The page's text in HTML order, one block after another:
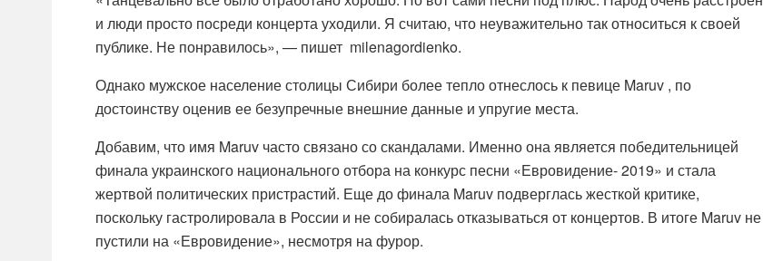
и люди просто посреди концерта уходили. Я считаю, что неуважительно так относиться к своей
публике. Не понравилось», — пишет milenagordienko.
Однако мужское население столицы Сибири более тепло отнеслось к певице Maruv , по
достоинству оценив ее безупречные внешние данные и упругие места.
Добавим, что имя Maruv часто связано со скандалами. Именно она является победительницей
финала украинского национального отбора на конкурс песни «Евровидение- 2019» и стала
жертвой политических пристрастий. Еще до финала Maruv подверглась жесткой критике,
поскольку гастролировала в России и не собиралась отказываться от концертов. В итоге Maruv не
пустили на «Евровидение», несмотря на фурор.